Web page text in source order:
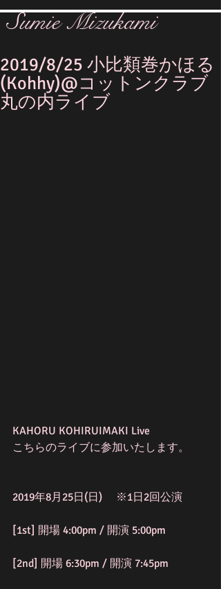
Sumie Mizukami
2019/8/25 小比類巻かほる
(Kohhy)@コットンクラブ
丸の内ライブ
KAHORU KOHIRUIMAKI Live
こちらのライブに参加いたします。
2019年8月25日(日) 　※1日2回公演
[1st] 開場 4:00pm / 開演 5:00pm
[2nd] 開場 6:30pm / 開演 7:45pm